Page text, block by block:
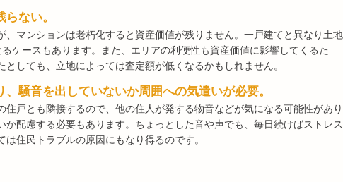
ない。
、マンションは老朽化すると資産価値が残りません。一戸建てと異なり土地
ケースもあります。また、エリアの利便性も資産価値に影響してくるた
しても、立地によっては査定額が低くなるかもしれません。
騒音を出していないか周囲への気遣いが必要。
住戸とも隣接するので、他の住人が発する物音などが気になる可能性があり
か配慮する必要もあります。ちょっとした音や声でも、毎日続けばストレス
住民トラブルの原因にもなり得るのです。